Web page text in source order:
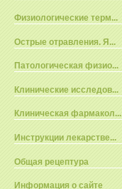
Физиологические терм...
Острые отравления. Я...
Патологическая физио...
Клинические исследов...
Клиническая фармакол...
Инструкции лекарстве...
Общая рецептура
Информация о сайте